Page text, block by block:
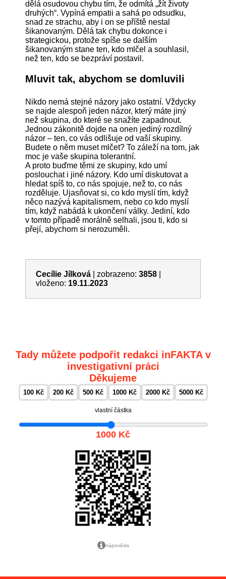
dělá osudovou chybu tím, že odmítá „žít životy
druhých“. Vypíná empatii a sahá po odsudku,
snad ze strachu, aby i on se příště nestal
šikanovaným. Dělá tak chybu dokonce i
strategickou, protože spíše se dalším
šikanovaným stane ten, kdo mlčel a souhlasil,
než ten, kdo se bezpráví postavil.
Mluvit tak, abychom se domluvili
Nikdo nemá stejné názory jako ostatní. Vždycky
se najde alespoň jeden názor, který máte jiný
než skupina, do které se snažíte zapadnout.
Jednou zákonitě dojde na onen jediný rozdílný
názor – ten, co vás odlišuje od vaší skupiny.
Budete o něm muset mlčet? To záleží na tom, jak
moc je vaše skupina tolerantní.
A proto buďme těmi ze skupiny, kdo umí
poslouchat i jiné názory. Kdo umí diskutovat a
hledat spíš to, co nás spojuje, než to, co nás
rozděluje. Ujasňovat si, co kdo myslí tím, když
něco nazývá kapitalismem, nebo co kdo myslí
tím, když nabádá k ukončení války. Jediní, kdo
v tomto případě morálně selhali, jsou ti, kdo si
přejí, abychom si nerozuměli.
Cecílie Jílková zobrazeno: 3858
vloženo: 19.11.2023
Tady můžete podpořit redakci inFAKTA v
investigativní práci
Děkujeme
100 Kč 200 Kč 500 Kč 1000 Kč 2000 Kč 5000 Kč
vlastní částka
1000 Kč
nápověda